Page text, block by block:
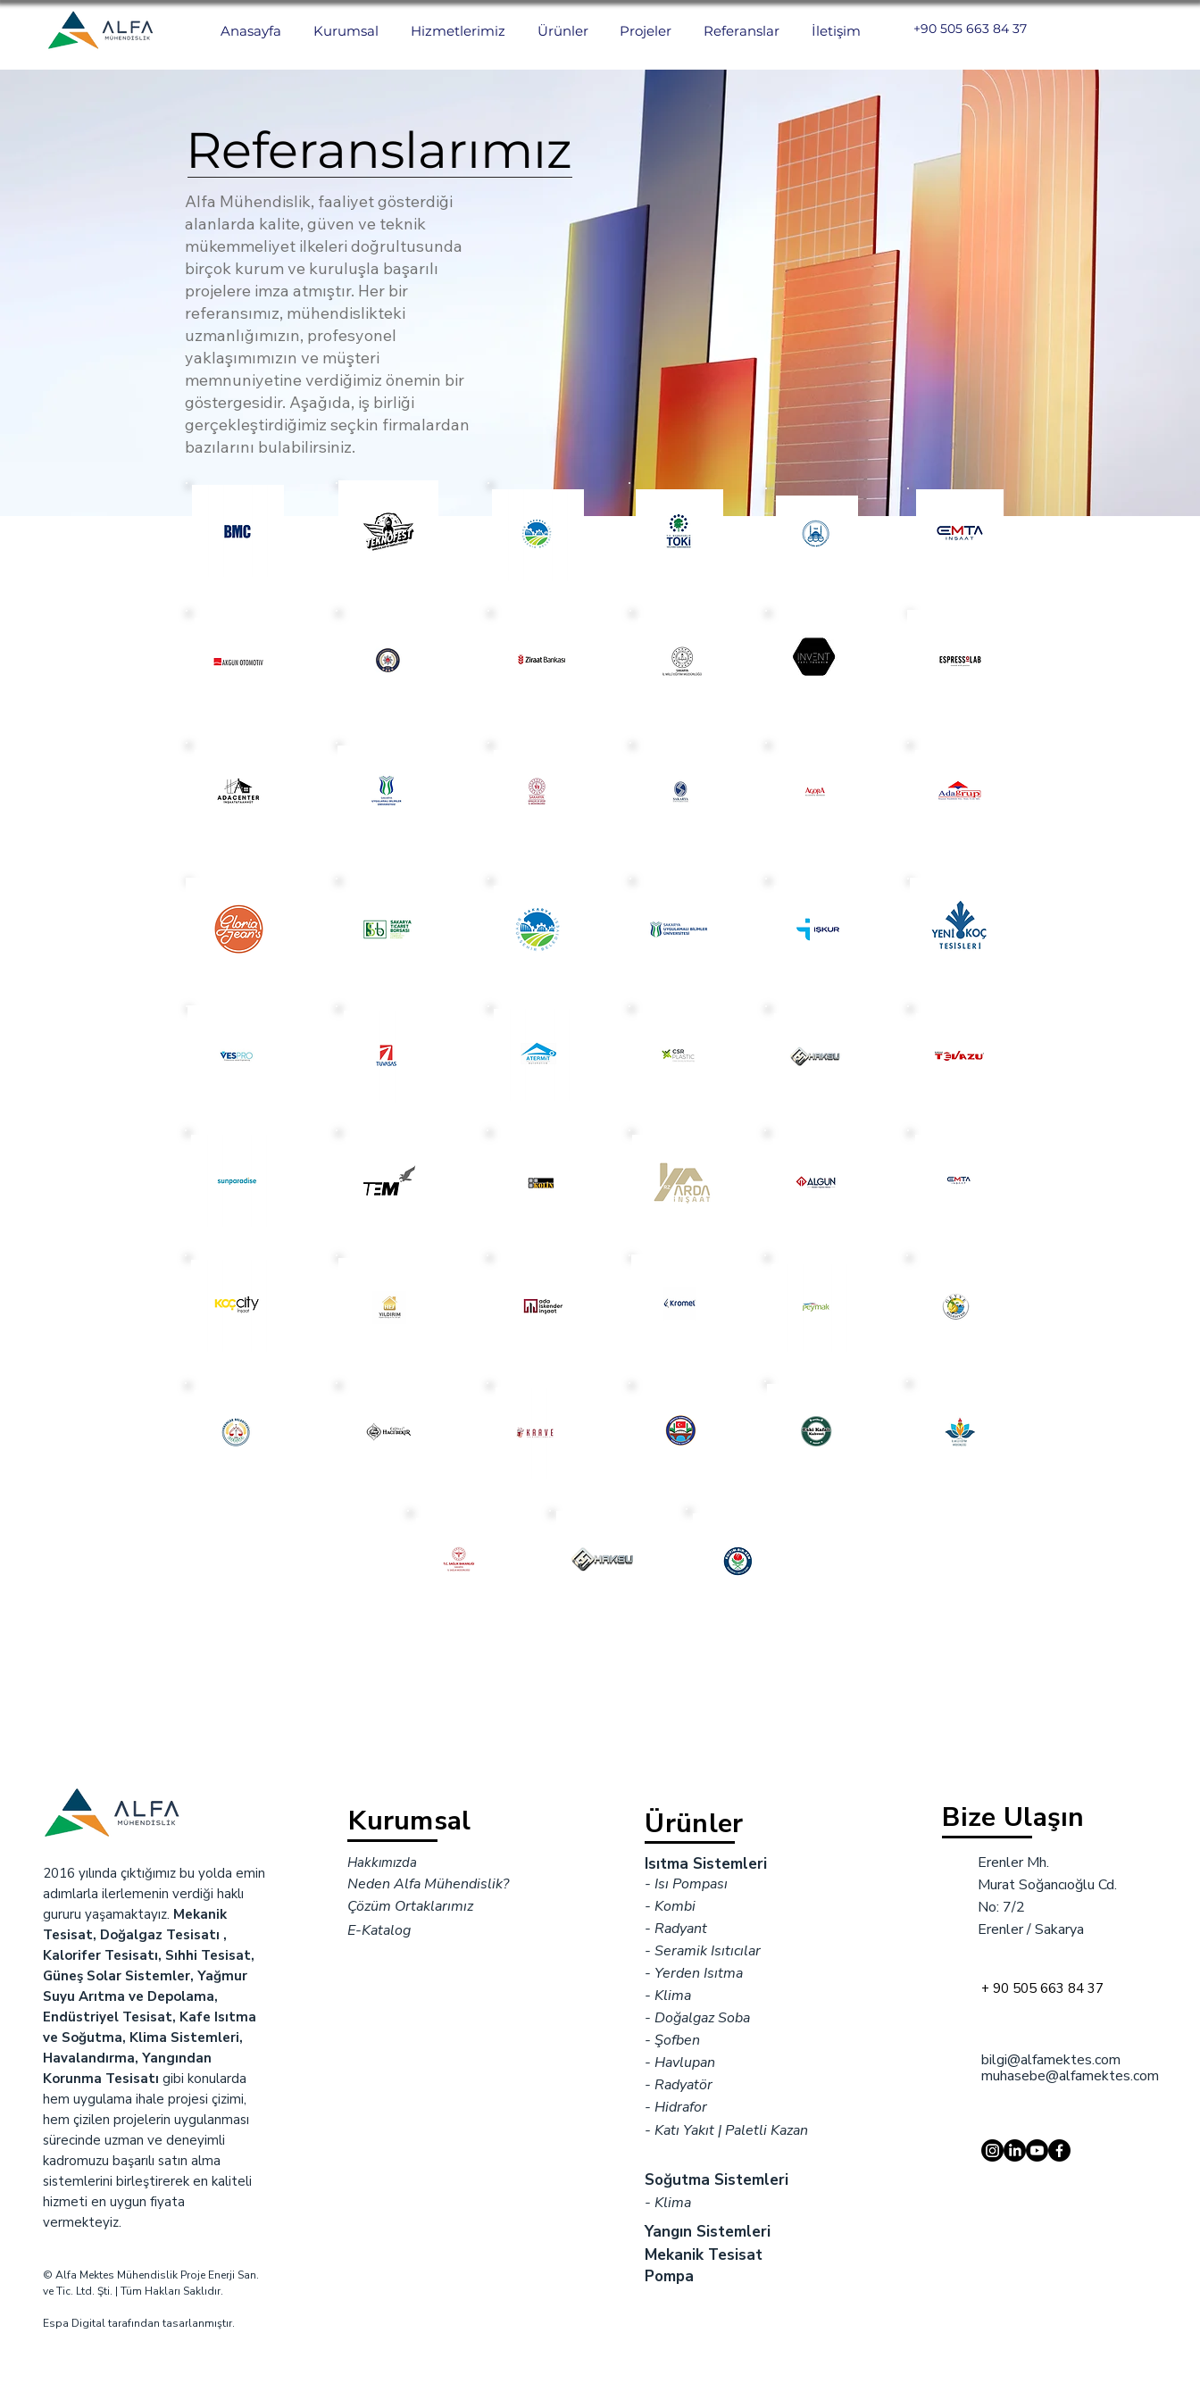
Anasayfa Kurumsal Hizmetlerimiz Ürünler Projeler Referanslar İletişim +90 505 663 84 37
Referanslarımız
Alfa Mühendislik, faaliyet gösterdiği
alanlarda kalite, güven ve teknik
mükemmeliyet ilkeleri doğrultusunda
birçok kurum ve kuruluşla başarılı
projelere imza atmıştır. Her bir
referansımız, mühendislikteki
uzmanlığımızın, profesyonel
yaklaşımımızın ve müşteri
memnuniyetine verdiğimiz önemin bir
göstergesidir. Aşağıda, iş birliği
gerçekleştirdiğimiz seçkin firmalardan
bazılarını bulabilirsiniz.
2016 yılında çıktığımız bu yolda emin
adımlarla ilerlemenin verdiği haklı
gururu yaşamaktayız. Mekanik
Tesisat, Doğalgaz Tesisatı ,
Kalorifer Tesisatı, Sıhhi Tesisat,
Güneş Solar Sistemler, Yağmur
Suyu Arıtma ve Depolama,
Endüstriyel Tesisat, Kafe Isıtma
ve Soğutma, Klima Sistemleri,
Havalandırma, Yangından
Korunma Tesisatı gibi konularda
hem uygulama ihale projesi çizimi,
hem çizilen projelerin uygulanması
sürecinde uzman ve deneyimli
kadromuzu başarılı satın alma
sistemlerini birleştirerek en kaliteli
hizmeti en uygun fiyata
vermekteyiz.
© Alfa Mektes Mühendislik Proje Enerji San.
ve Tic. Ltd. Şti. | Tüm Hakları Saklıdır.
Espa Digitaltarafından tasarlanmıştır.
Kurumsal
Hakkımızda
Neden Alfa Mühendislik?
Çözüm Ortaklarımız
E-Katalog
Ürünler
Isıtma Sistemleri
- Isı Pompası
- Kombi
- Radyant
- Seramik Isıtıcılar
- Yerden Isıtma
- Klima
- Doğalgaz Soba
- Şofben
- Havlupan
- Radyatör
- Hidrafor
- Katı Yakıt | Paletli Kazan
Soğutma Sistemleri
- Klima
Yangın Sistemleri
Mekanik Tesisat
Pompa
Bize Ulaşın
Erenler Mh.
Murat Soğancıoğlu Cd.
No: 7/2
Erenler / Sakarya
+ 90 505 663 84 37
bilgi@alfamektes.com
muhasebe@alfamektes.com